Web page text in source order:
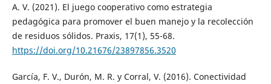
A. V. (2021). El juego cooperativo como estrategia
pedagógica para promover el buen manejo y la recolección
de residuos sólidos. Praxis, 17(1), 55-68.
https://doi.org/10.21676/23897856.3520
García, F. V., Durón, M. R. y Corral, V. (2016). Conectividad